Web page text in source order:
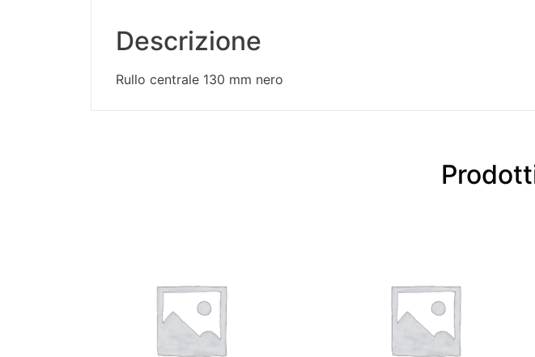
Descrizione
Rullo centrale 130 mm nero